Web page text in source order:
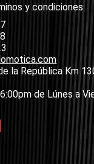
y condiciones
la República Km
de Lúnes a